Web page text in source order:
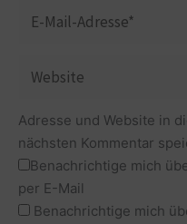
Mail-
Adresse und Website in
nächsten Kommentar
Benachrichtige mich
per E-Mail
Benachrichtige mich